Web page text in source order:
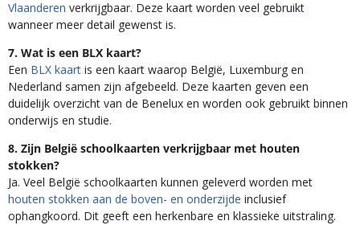
Vlaanderen verkrijgbaar. Deze kaart worden veel gebruikt
wanneer meer detail gewenst is.
7. Wat is een BLX kaart?
Een BLX kaart is een kaart waarop België, Luxemburg en
Nederland samen zijn afgebeeld. Deze kaarten geven een
duidelijk overzicht van de Benelux en worden ook gebruikt binnen
onderwijs en studie.
8. Zijn België schoolkaarten verkrijgbaar met houten
stokken?
Ja. Veel België schoolkaarten kunnen geleverd worden met
houten stokken aan de boven- en onderzijde inclusief
ophangkoord. Dit geeft een herkenbare en klassieke uitstraling.